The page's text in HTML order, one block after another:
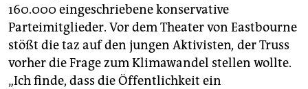
160.000 eingeschriebene konservative
Parteimitglieder. Vor dem Theater von Eastbourne
stößt die taz auf den jungen Aktivisten, der Truss
vorher die Frage zum Klimawandel stellen wollte.
„Ich finde, dass die Öffentlichkeit ein